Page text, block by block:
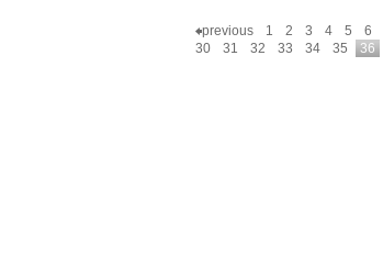
previous 1 2 3 4 5 6
30
31 32 33 34 35 36